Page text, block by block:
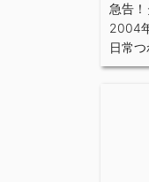
急告
2004
日常